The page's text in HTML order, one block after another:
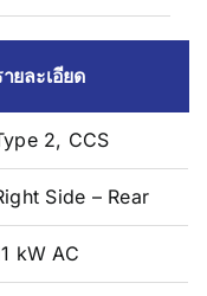
ายละเอียด
2, CCS
Side – Rear
kW AC